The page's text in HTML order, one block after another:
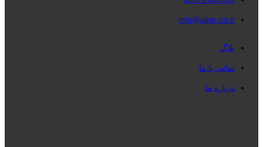
info@alpe-co.ir
بلاگ
تماس با ما
درباره ما